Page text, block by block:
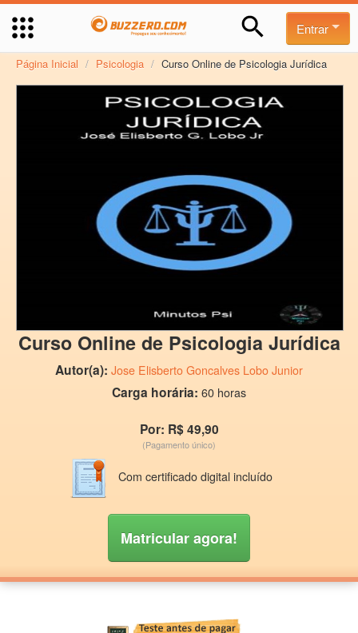
Entrar
Página Inicial / Psicologia / Curso Online de Psicologia Jurídica
Curso Online de Psicologia Jurídica
Autor(a): Jose Elisberto Goncalves Lobo Junior
Carga horária: 60 horas
Por: R$ 49,90
(Pagamento único)
Com certificado digital incluído
Matricular agora!